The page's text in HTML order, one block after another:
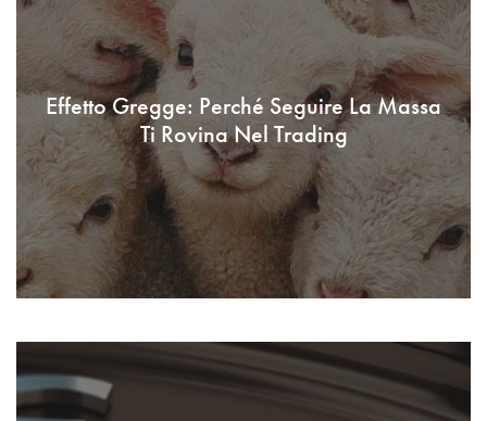
Effetto Gregge: Perché Seguire La Massa
Ti Rovina Nel Trading